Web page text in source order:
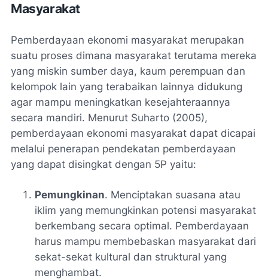
Masyarakat
Pemberdayaan ekonomi masyarakat merupakan
suatu proses dimana masyarakat terutama mereka
yang miskin sumber daya, kaum perempuan dan
kelompok lain yang terabaikan lainnya didukung
agar mampu meningkatkan kesejahteraannya
secara mandiri. Menurut Suharto (2005),
pemberdayaan ekonomi masyarakat dapat dicapai
melalui penerapan pendekatan pemberdayaan
yang dapat disingkat dengan 5P yaitu:
Pemungkinan. Menciptakan suasana atau
iklim yang memungkinkan potensi masyarakat
berkembang secara optimal. Pemberdayaan
harus mampu membebaskan masyarakat dari
sekat-sekat kultural dan struktural yang
menghambat.